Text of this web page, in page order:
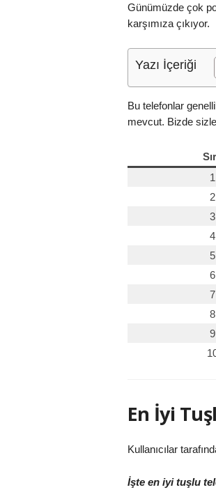
Günümüzde çok
karşımıza çıkıyor.
Yazı İçeriği
Bu telefonlar
mevcut. Bizde
1
2
3
4
5
6
7
8
9
En İyi
Kullanıcılar
İşte en iyi tuşlu